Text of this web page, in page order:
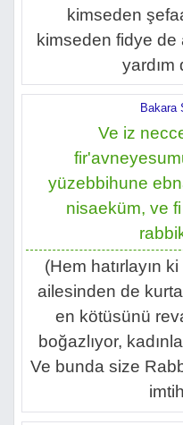
kimseden
kimseden fidye de
yardım
Bakara
Ve iz
yüzebbihune
nisaeküm, ve
(Hem hatırlayın
ailesinden de
en kötüsünü
boğazlıyor,
Ve bunda size